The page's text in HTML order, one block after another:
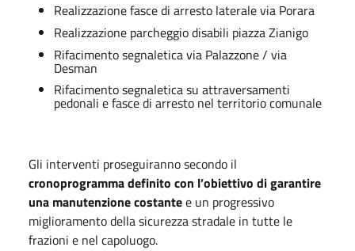
Realizzazione fasce di arresto laterale via Porara
Realizzazione parcheggio disabili piazza Zianigo
Rifacimento segnaletica via Palazzone / via
Desman
Rifacimento segnaletica su attraversamenti
pedonali e fasce di arresto nel territorio comunale
Gli interventi proseguiranno secondo il
cronoprogramma definito con l’obiettivo di garantire
una manutenzione costantee un progressivo
miglioramento della sicurezza stradale in tutte le
frazioni e nel capoluogo.